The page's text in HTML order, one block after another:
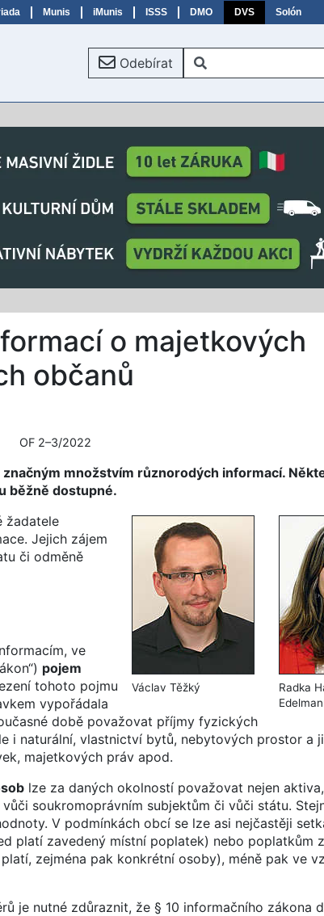
Munis iMunis ISSS DMO DVS Solón
Odebírat
o majetkových
občanů
OF 2–3/2022
množstvím různorodých informací.
běžně dostupné.
Radka
Václav Těžký
žadatele
Jejich zájem
či odměně
ve
pojem
tohoto pojmu
vypořádala
době považovat příjmy fyzických
i naturální, vlastnictví bytů, nebytových prostor a
majetkových práv apod.
lze za daných okolností považovat nejen
soukromoprávním subjektům či vůči státu.
V podmínkách obcí se lze asi nejčastěji
platí zavedený místní poplatek) nebo poplatkům
zejména pak konkrétní osoby), méně pak ve
je nutné zdůraznit, že § 10 informačního zákona